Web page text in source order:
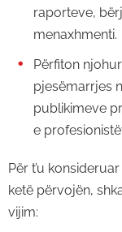
raporteve,
menaxhmenti.
Përfiton
pjesëmarrjes
publikimeve
e
Për t’u
ketë përvojën,
vijim: